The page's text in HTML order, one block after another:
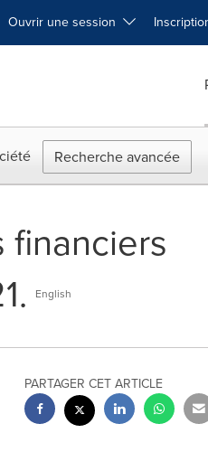
Ouvrir une session
Recherche avancée
financiers
English
PARTAGER CET ARTICLE